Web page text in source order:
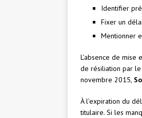
Identifier
Fixer un
Mentionner
L’absence de
de résiliation par le
novembre 2015,
À l’expiration du
titulaire. Si les